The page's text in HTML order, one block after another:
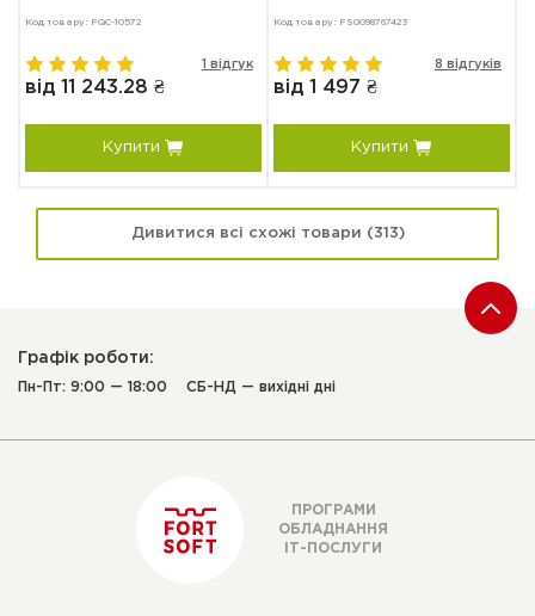
Код товару: FQC-10572
1 відгук
від 11 243.28 ₴
Купити
Код товару: FS0098767423
8 відгуків
від 1 497 ₴
Купити
Дивитися всі схожі товари (313)
Графік роботи:
Пн-Пт: 9:00 — 18:00 СБ-НД — вихідні дні
ПРОГРАМИ
ОБЛАДНАННЯ
ІТ-ПОСЛУГИ